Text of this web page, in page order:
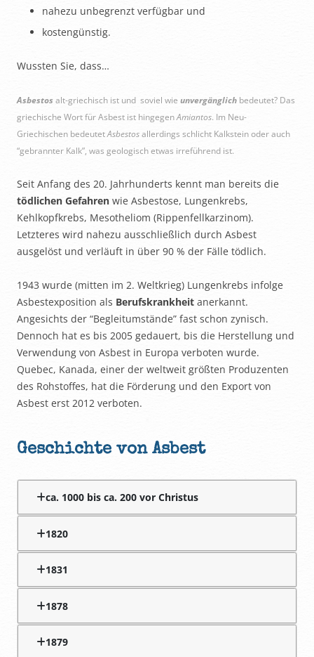
nahezu unbegrenzt verfügbar und
kostengünstig.
Wussten Sie, dass…
Asbestos alt-griechisch ist und soviel wie unvergänglich bedeutet? Das
griechische Wort für Asbest ist hingegenAmiantos. Im Neu-
Griechischen bedeutetAsbestosallerdings schlicht Kalkstein oder auch
“gebrannter Kalk”, was geologisch etwas irreführend ist.
Seit Anfang des 20. Jahrhunderts kennt man bereits die
tödlichen Gefahren wie Asbestose, Lungenkrebs,
Kehlkopfkrebs, Mesotheliom (Rippenfellkarzinom).
Letzteres wird nahezu ausschließlich durch Asbest
ausgelöst und verläuft in über 90 % der Fälle tödlich.
1943 wurde (mitten im 2. Weltkrieg) Lungenkrebs infolge
Asbestexposition als Berufskrankheit anerkannt.
Angesichts der “Begleitumstände” fast schon zynisch.
Dennoch hat es bis 2005 gedauert, bis die Herstellung und
Verwendung von Asbest in Europa verboten wurde.
Quebec, Kanada, einer der weltweit größten Produzenten
des Rohstoffes, hat die Förderung und den Export von
Asbest erst 2012 verboten.
Geschichte von Asbest
ca. 1000 bis ca. 200 vor Christus
1820
1831
1878
1879